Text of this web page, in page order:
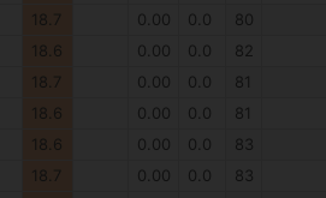
18.7 0.00 0.0
80
18.6 0.00 0.0
82
18.7 0.00 0.0
81
18.6 0.00 0.0
81
18.6 0.00 0.0
83
18.7 0.00 0.0
83